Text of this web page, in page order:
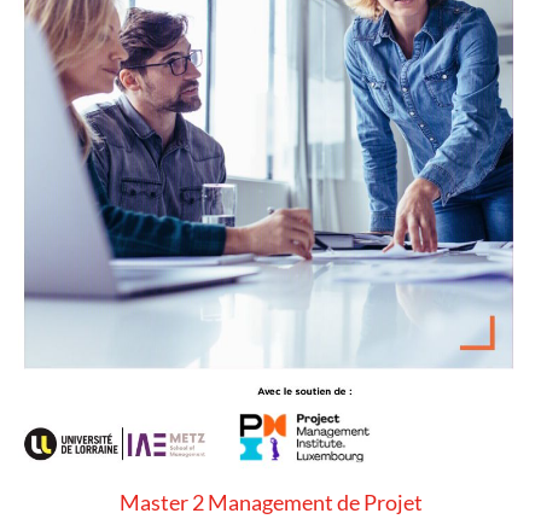
Master 2 Management de Projet